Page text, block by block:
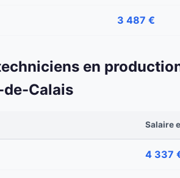
3 487 €
en
de-Calais
Salaire
4 337